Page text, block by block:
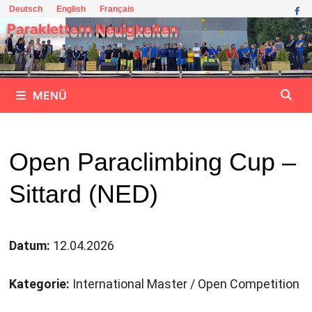
Zum
Inhalt
springen
Deutsch English Français
Paraklettern Neuigkeiten
MENÜ
Open Paraclimbing Cup –
Sittard (NED)
Datum: 12.04.2026
Kategorie: International Master / Open Competition